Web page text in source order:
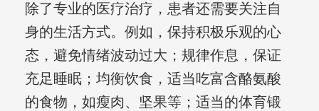
除了专业的医疗治疗，患者还需要关注自
身的生活方式。例如，保持积极乐观的心
态，避免情绪波动过大；规律作息，保证
充足睡眠；均衡饮食，适当吃富含酪氨酸
的食物，如瘦肉、坚果等；适当的体育锻